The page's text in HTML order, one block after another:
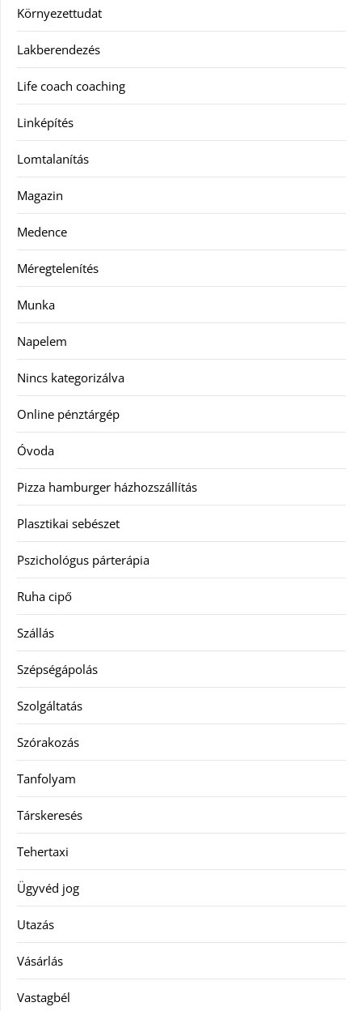
Környezettudat
Lakberendezés
Life coach coaching
Linképítés
Lomtalanítás
Magazin
Medence
Méregtelenítés
Munka
Napelem
Nincs kategorizálva
Online pénztárgép
Óvoda
Pizza hamburger házhozszállítás
Plasztikai sebészet
Pszichológus párterápia
Ruha cipő
Szállás
Szépségápolás
Szolgáltatás
Szórakozás
Tanfolyam
Társkeresés
Tehertaxi
Ügyvéd jog
Utazás
Vásárlás
Vastagbél